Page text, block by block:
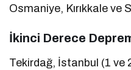
Osmaniye, Kırıkkale ve
İkinci Derece
Tekirdağ, İstanbul (1 ve